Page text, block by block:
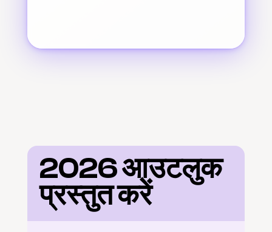
2026 आउटलुक
प्रस्तुत करें